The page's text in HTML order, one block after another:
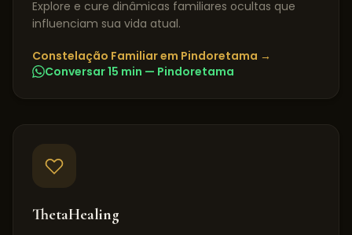
Explore e cure dinâmicas familiares ocultas que
influenciam sua vida atual.
Constelação Familiarem Pindoretama →
Conversar 15 min — Pindoretama
ThetaHealing